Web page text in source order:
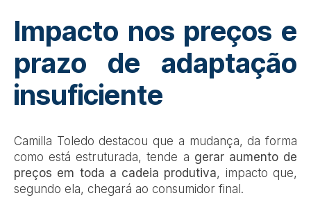
Impacto nos preços e
prazo de adaptação
insuficiente
Camilla Toledo destacou que a mudança, da forma
como está estruturada, tende a gerar aumento de
preços em toda a cadeia produtiva, impacto que,
segundo ela, chegará ao consumidor final.